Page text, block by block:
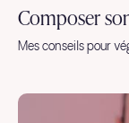
Composer
Mes conseils pour